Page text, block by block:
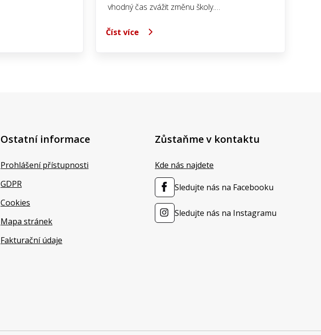
vhodný čas zvážit změnu školy.…
Číst více
Ostatní informace
Prohlášení přístupnosti
GDPR
Cookies
Mapa stránek
Fakturační údaje
Zůstaňme v kontaktu
Kde nás najdete
Sledujte nás na Facebooku
Sledujte nás na Instagramu